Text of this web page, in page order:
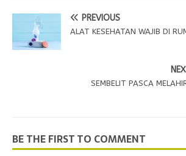
PREVIOUS
ALAT KESEHATAN WAJIB DI
SEMBELIT PASCA
BE THE FIRST TO COMMENT